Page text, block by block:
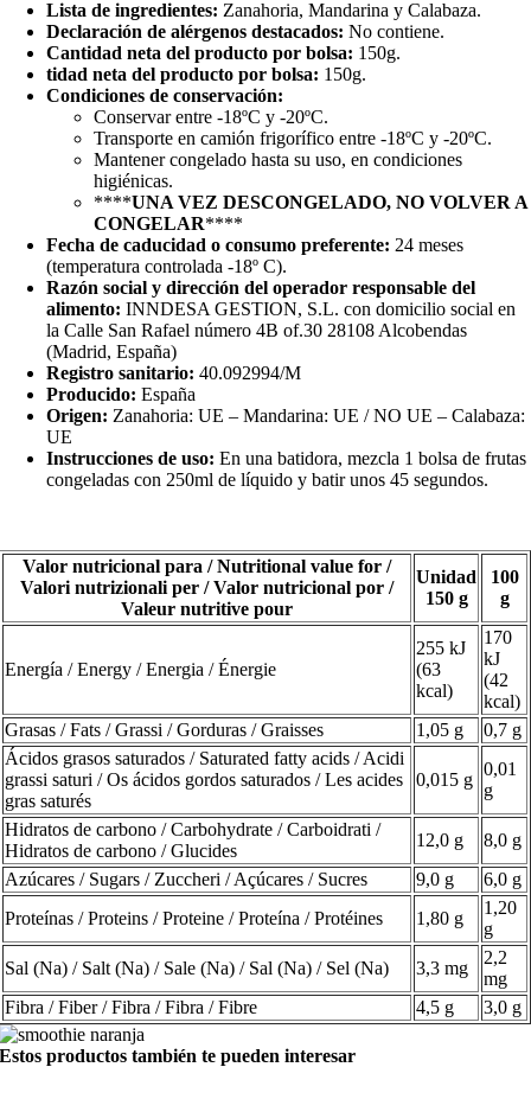
Lista de ingredientes: Zanahoria, Mandarina y Calabaza.
Declaración de alérgenos destacados: No contiene.
Cantidad neta del producto por bolsa: 150g.
tidad neta del producto por bolsa: 150g.
Condiciones de conservación:
Conservar entre -18ºC y -20ºC.
Transporte en camión frigorífico entre -18ºC y -20ºC.
Mantener congelado hasta su uso, en condiciones
higiénicas.
****UNA VEZ DESCONGELADO, NO VOLVER A
CONGELAR****
Fecha de caducidad o consumo preferente: 24 meses
(temperatura controlada -18º C).
Razón social y dirección del operador responsable del
alimento: INNDESA GESTION, S.L. con domicilio social en
la Calle San Rafael número 4B of.30 28108 Alcobendas
(Madrid, España)
Registro sanitario: 40.092994/M
Producido: España
Origen: Zanahoria: UE – Mandarina: UE / NO UE – Calabaza:
UE
Instrucciones de uso: En una batidora, mezcla 1 bolsa de frutas
congeladas con 250ml de líquido y batir unos 45 segundos.
Valor nutricional para / Nutritional value for /
Valori nutrizionali per / Valor nutricional por /
Valeur nutritive pour
Unidad
150 g
100
g
Energía / Energy / Energia / Énergie
255 kJ
(63
kcal)
170
kJ
(42
kcal)
Grasas / Fats / Grassi / Gorduras / Graisses
1,05 g
0,7 g
Ácidos grasos saturados / Saturated fatty acids / Acidi
grassi saturi / Os ácidos gordos saturados / Les acides
gras saturés
0,015 g
0,01
g
Hidratos de carbono / Carbohydrate / Carboidrati /
Hidratos de carbono / Glucides
12,0 g
8,0 g
Azúcares / Sugars / Zuccheri / Açúcares / Sucres
9,0 g
6,0 g
Proteínas / Proteins / Proteine / Proteína / Protéines
1,80 g
1,20
g
Sal (Na) / Salt (Na) / Sale (Na) / Sal (Na) / Sel (Na)
3,3 mg
2,2
mg
Fibra / Fiber / Fibra / Fibra / Fibre
4,5 g 3,0 g
Estos productos también te pueden interesar